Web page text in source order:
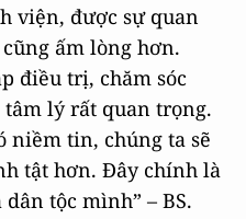
viện, được sự quan
ấm lòng hơn.
điều trị, chăm sóc
lý rất quan trọng.
niềm tin, chúng ta sẽ
tật hơn. Đây chính là
tộc mình” – BS.